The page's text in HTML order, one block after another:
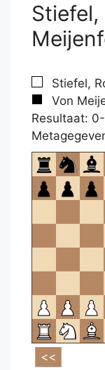
Stiefel,
Stiefel,
Von
Resultaat: 0-